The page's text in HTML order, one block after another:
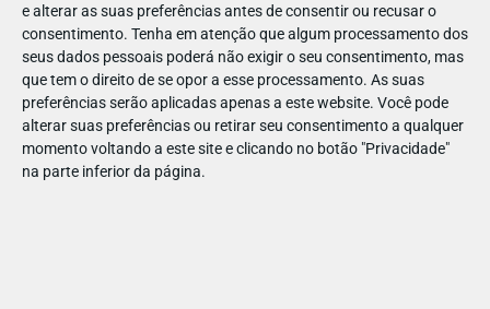
e alterar as suas preferências antes de consentir ou recusar o
consentimento. Tenha em atenção que algum processamento dos
seus dados pessoais poderá não exigir o seu consentimento, mas
que tem o direito de se opor a esse processamento. As suas
preferências serão aplicadas apenas a este website. Você pode
alterar suas preferências ou retirar seu consentimento a qualquer
momento voltando a este site e clicando no botão "Privacidade"
na parte inferior da página.
318771109559944